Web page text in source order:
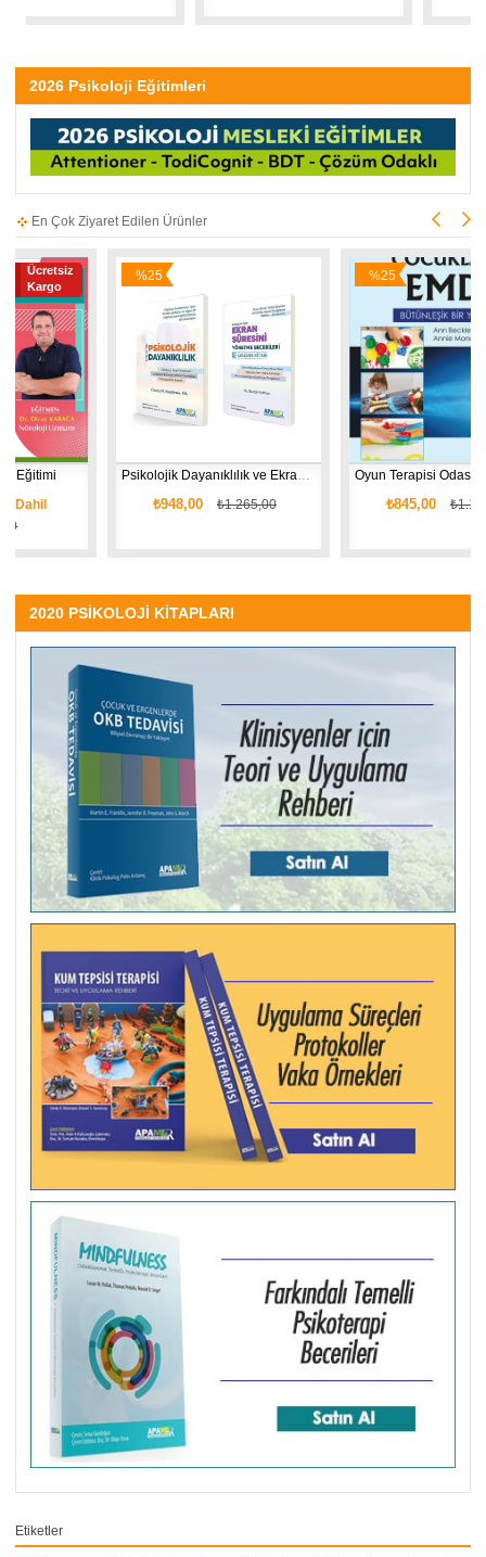
2026 Psikoloji Eğitimleri
En Çok Ziyaret Edilen Ürünler
Psikolojik Dayanıklılık ve Ekran Süresini Yönetme - 2 Kitap
₺1.265,00
%25
İndirim
Oyun Terapisi Odasında Çocuklarla EMDR
₺1.127,00
İndirim
2020 PSİKOLOJİ KİTAPLARI
Etiketler